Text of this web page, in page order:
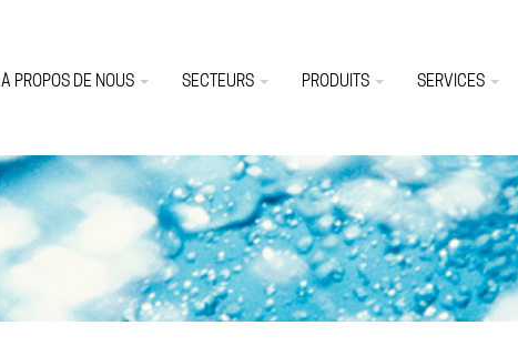
À PROPOS DE NOUS SECTEURS PRODUITS SERVICES